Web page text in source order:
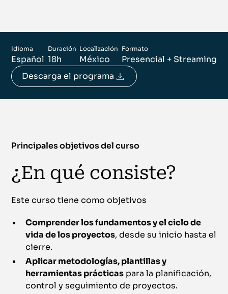
Idioma
Español
Duración
18h
Localización
México
Formato
Presencial + Streaming
Descarga el programa
Principales objetivos del curso
¿En qué consiste?
Este curso tiene como objetivos
Comprender los fundamentos y el ciclo de
vida de los proyectos, desde su inicio hasta el
cierre.
Aplicar metodologías, plantillas y
herramientas prácticas para la planificación,
control y seguimiento de proyectos.